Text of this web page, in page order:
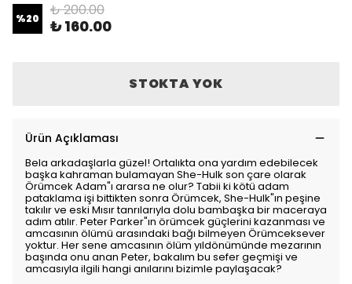
%20 ₺ 200.00
₺ 160.00
STOKTA YOK
Ürün Açıklaması
Bela arkadaşlarla güzel! Ortalıkta ona yardım edebilecek
başka kahraman bulamayan She-Hulk son çare olarak
Örümcek Adam"ı ararsa ne olur? Tabii ki kötü adam
pataklama işi bittikten sonra Örümcek, She-Hulk"ın peşine
takılır ve eski Mısır tanrılarıyla dolu bambaşka bir maceraya
adım atılır. Peter Parker"ın örümcek güçlerini kazanması ve
amcasının ölümü arasındaki bağı bilmeyen Örümceksever
yoktur. Her sene amcasının ölüm yıldönümünde mezarının
başında onu anan Peter, bakalım bu sefer geçmişi ve
amcasıyla ilgili hangi anılarını bizimle paylaşacak?